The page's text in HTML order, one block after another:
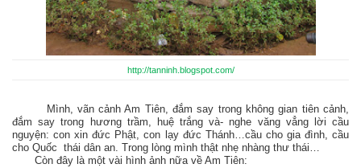
http://tanninh.blogspot.com/
Mình, vãn cảnh Am Tiên, đắm say trong không gian tiên cảnh,
đắm say trong hương trầm, huệ trắng và- nghe văng vẳng lời cầu
nguyện: con xin đức Phật, con lạy đức Thánh…cầu cho gia đình, cầu
cho Quốc thái dân an. Trong lòng mình thật nhẹ nhàng thư thái…
Còn đây là một vài hình ảnh nữa về Am Tiên: